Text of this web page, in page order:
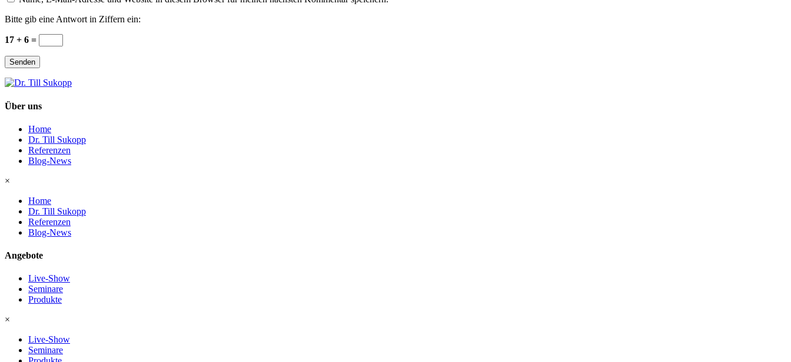
Bitte gib eine Antwort in Ziffern ein:
17 + 6 =
Senden
Über uns
Home
Dr. Till Sukopp
Referenzen
Blog-News
×
Home
Dr. Till Sukopp
Referenzen
Blog-News
Angebote
Live-Show
Seminare
Produkte
×
Live-Show
Seminare